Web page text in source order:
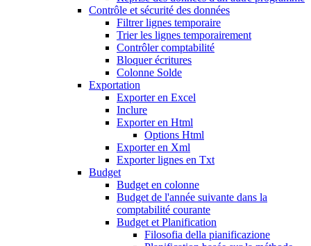
Contrôle et sécurité des données
Filtrer lignes temporaire
Trier les lignes temporairement
Contrôler comptabilité
Bloquer écritures
Colonne Solde
Exportation
Exporter en Excel
Inclure
Exporter en Html
Options Html
Exporter en Xml
Exporter lignes en Txt
Budget
Budget en colonne
Budget de l'année suivante dans la
comptabilité courante
Budget et Planification
Filosofia della pianificazione